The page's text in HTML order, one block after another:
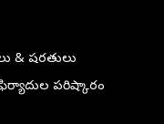
& షరతులు
పరిష్కారం